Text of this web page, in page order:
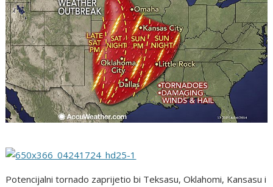
Potencijalni tornado zaprijetio bi Teksasu, Oklahomi, Kansasu i